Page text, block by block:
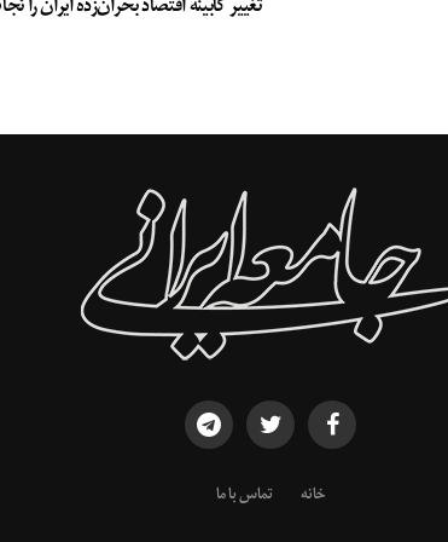
تغییر کابینه اقتصاد بحران‌زده ایران را
خانه تماس با ما